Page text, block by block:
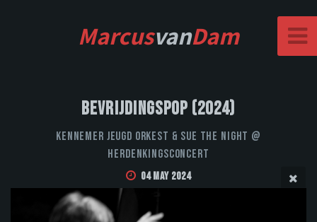
MarcusvanDam
Bevrijdingspop (2024)
Kennemer Jeugd Orkest & Sue the Night @
Herdenkingsconcert
04 May 2024